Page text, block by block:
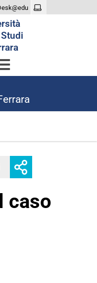
Facebook
opzioni
di
caso